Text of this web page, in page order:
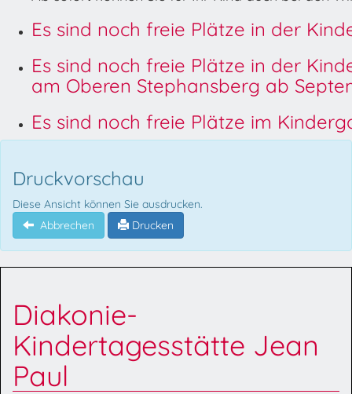
Es sind noch freie Plätze in der
Es sind noch freie Plätze in der
am Oberen Stephansberg ab
Es sind noch freie Plätze im
Druckvorschau
Diese Ansicht können Sie ausdrucken.
Abbrechen
Drucken
Diakonie-
Kindertagesstätte Jean
Paul